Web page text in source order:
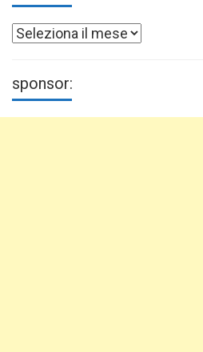
Archivi
sponsor: